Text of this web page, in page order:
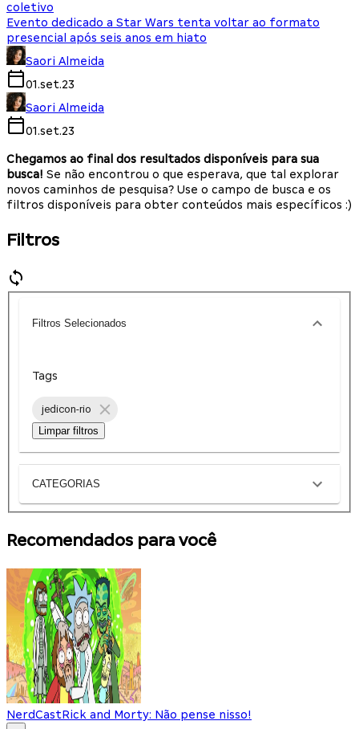
coletivo
Evento dedicado a Star Wars tenta voltar ao formato
presencial após seis anos em hiato
Saori Almeida
01.set.23
Saori Almeida
01.set.23
Chegamos ao final dos resultados disponíveis para sua
busca! Se não encontrou o que esperava, que tal explorar
novos caminhos de pesquisa? Use o campo de busca e os
filtros disponíveis para obter conteúdos mais específicos :)
Filtros
Filtros Selecionados
Tags
jedicon-rio
Limpar filtros
CATEGORIAS
Recomendados para você
NerdCastRick and Morty: Não pense nisso!